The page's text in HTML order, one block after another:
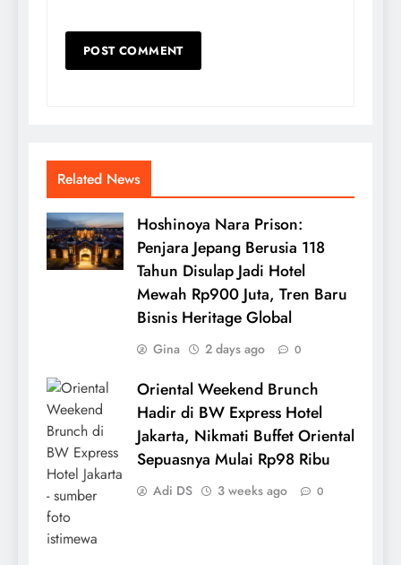
Related News
Hoshinoya Nara Prison:
Penjara Jepang Berusia 118
Tahun Disulap Jadi Hotel
Mewah Rp900 Juta, Tren Baru
Bisnis Heritage Global
Gina 2 days ago 0
Oriental Weekend Brunch
Hadir di BW Express Hotel
Jakarta, Nikmati Buffet Oriental
Sepuasnya Mulai Rp98 Ribu
Adi DS 3 weeks ago 0